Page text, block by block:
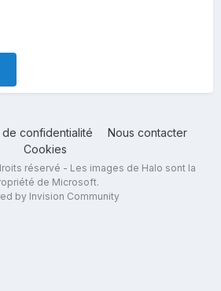
de confidentialité
Nous contacter
Cookies
réservé - Les images de Halo sont la
de Microsoft.
by Invision Community